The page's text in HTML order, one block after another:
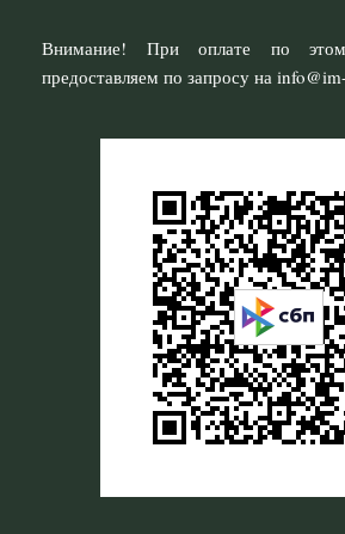
Внимание! При оплате по
предоставляем по запросу на